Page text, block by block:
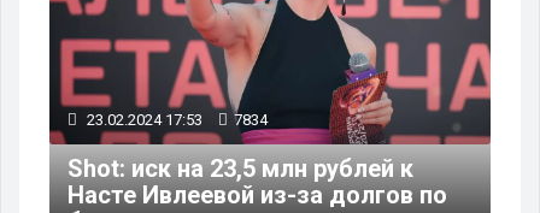
23.02.2024 17:53 7834
Shot: иск на 23,5 млн рублей к
Насте Ивлеевой из-за долгов по